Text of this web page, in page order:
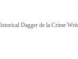
Dagger de la Crime